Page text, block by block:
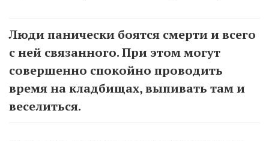
Люди панически боятся смерти и всего
с ней связанного. При этом могут
совершенно спокойно проводить
время на кладбищах, выпивать там и
веселиться.